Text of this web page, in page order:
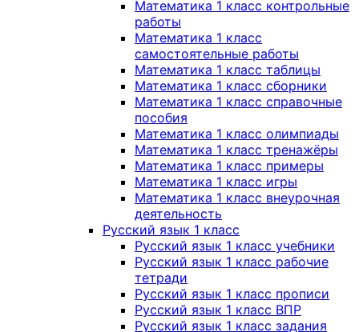
Математика 1 класс контрольные
работы
Математика 1 класс
самостоятельные работы
Математика 1 класс таблицы
Математика 1 класс сборники
Математика 1 класс справочные
пособия
Математика 1 класс олимпиады
Математика 1 класс тренажёры
Математика 1 класс примеры
Математика 1 класс игры
Математика 1 класс внеурочная
деятельность
Русский язык 1 класс
Русский язык 1 класс учебники
Русский язык 1 класс рабочие
тетради
Русский язык 1 класс прописи
Русский язык 1 класс ВПР
Русский язык 1 класс задания